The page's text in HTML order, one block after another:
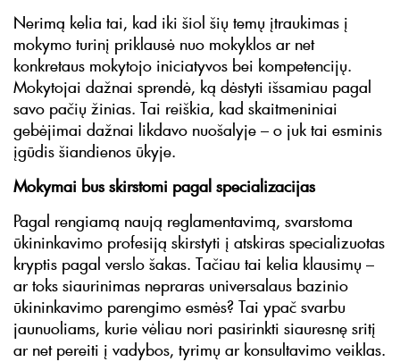
Nerimą kelia tai, kad iki šiol šių temų įtraukimas į
mokymo turinį priklausė nuo mokyklos ar net
konkretaus mokytojo iniciatyvos bei kompetencijų.
Mokytojai dažnai sprendė, ką dėstyti išsamiau pagal
savo pačių žinias. Tai reiškia, kad skaitmeniniai
gebėjimai dažnai likdavo nuošalyje – o juk tai esminis
įgūdis šiandienos ūkyje.
Mokymai bus skirstomi pagal specializacijas
Pagal rengiamą naują reglamentavimą, svarstoma
ūkininkavimo profesiją skirstyti į atskiras specializuotas
kryptis pagal verslo šakas. Tačiau tai kelia klausimų –
ar toks siaurinimas nepraras universalaus bazinio
ūkininkavimo parengimo esmės? Tai ypač svarbu
jaunuoliams, kurie vėliau nori pasirinkti siauresnę sritį
ar net pereiti į vadybos, tyrimų ar konsultavimo veiklas.